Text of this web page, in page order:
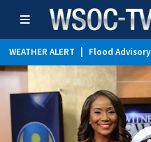
WEATHER ALERT Flood Advisory